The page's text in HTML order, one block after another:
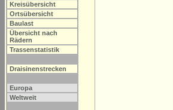
Kreisübersicht
Ortsübersicht
Baulast
Übersicht nach
Rädern
Trassenstatistik
Draisinenstrecken
Europa
Weltweit